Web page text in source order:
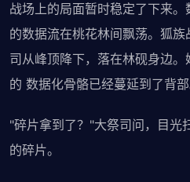
战场上的局面暂时稳定了下来
的数据流在桃花林间飘荡。狐
司从峰顶降下，落在林砚身边
的 数据化骨骼已经蔓延到了背部
"碎片拿到了？"大祭司问，目光
的碎片。